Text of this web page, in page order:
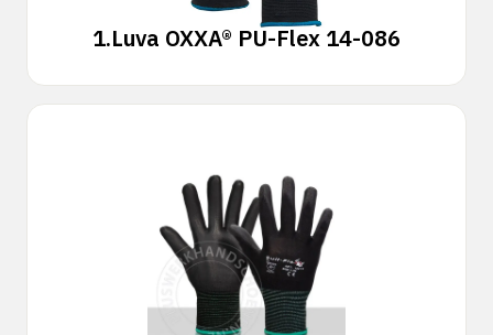
1.Luva OXXA® PU-Flex 14-086